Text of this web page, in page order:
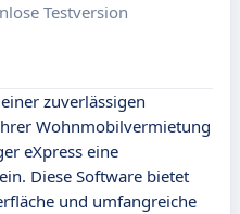
Testversion
zuverlässigen
Wohnmobilvermietung
eXpress eine
Diese Software bietet
und umfangreiche